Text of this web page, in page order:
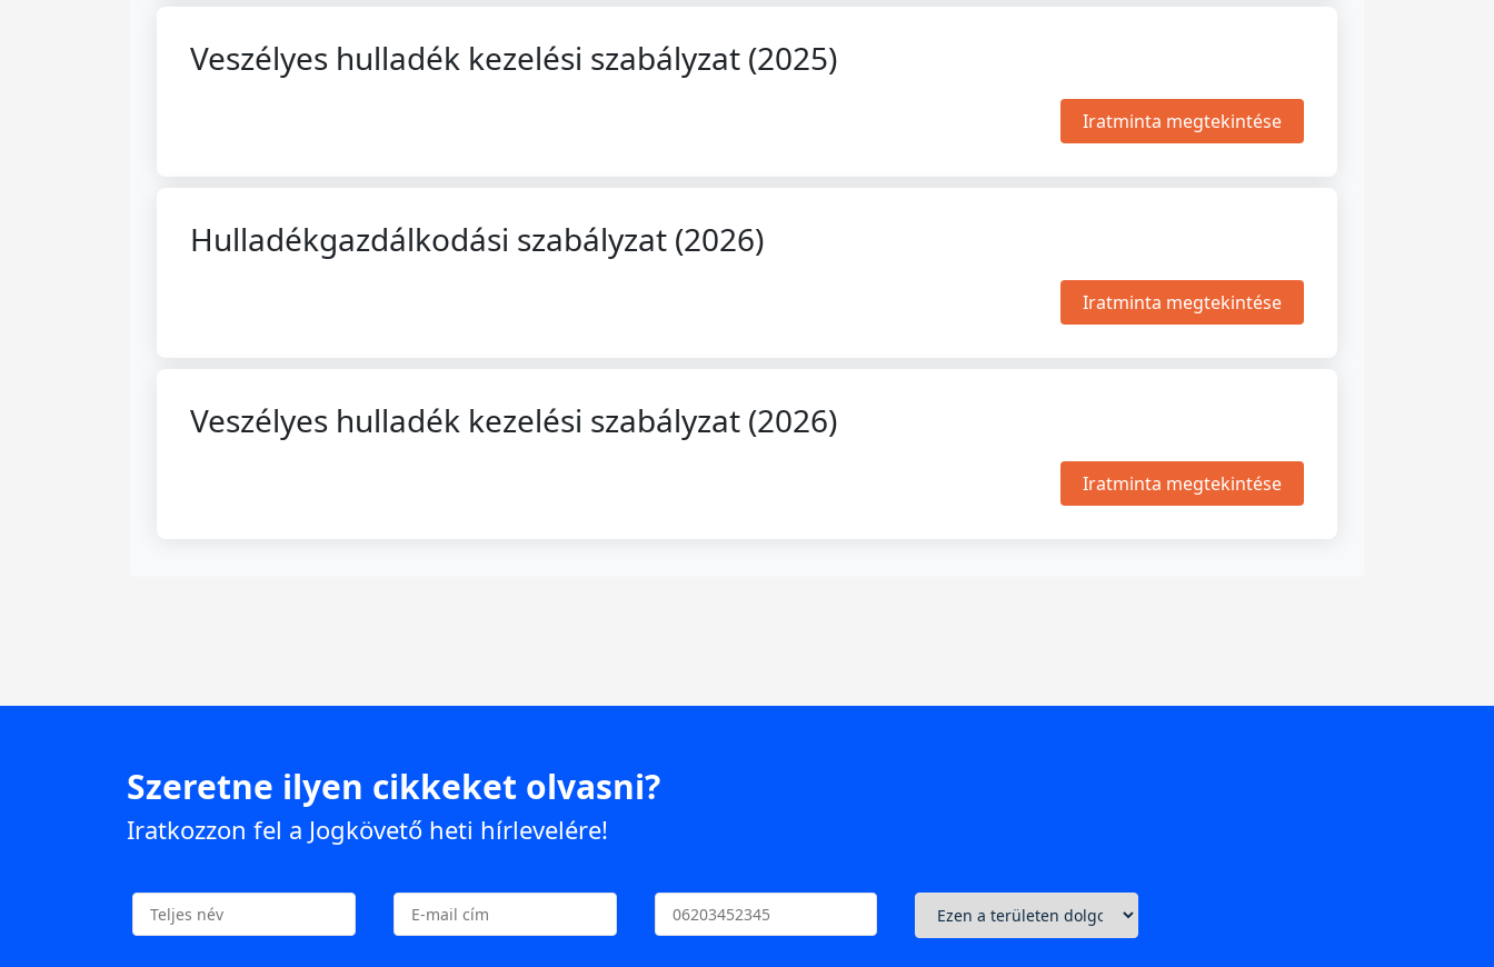
Veszélyes hulladék kezelési szabályzat (2025)
Iratminta megtekintése
Hulladékgazdálkodási szabályzat (2026)
Iratminta megtekintése
Veszélyes hulladék kezelési szabályzat (2026)
Iratminta megtekintése
Szeretne ilyen cikkeket olvasni?
Iratkozzon fel a Jogkövető heti hírlevelére!